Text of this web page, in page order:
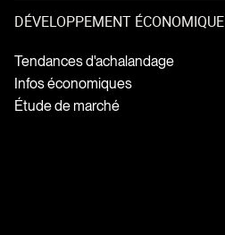
DÉVELOPPEMENT ÉCONOMIQUE
Tendances d'achalandage
Infos économiques
Étude de marché